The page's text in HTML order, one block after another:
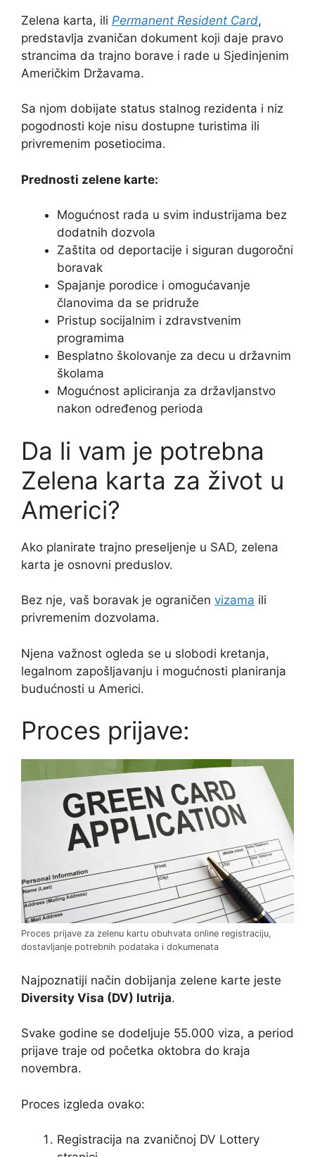
Zelena karta, ili Permanent Resident Card,
predstavlja zvaničan dokument koji daje pravo
strancima da trajno borave i rade u Sjedinjenim
Američkim Državama.
Sa njom dobijate status stalnog rezidenta i niz
pogodnosti koje nisu dostupne turistima ili
privremenim posetiocima.
Prednosti zelene karte:
Mogućnost rada u svim industrijama bez
dodatnih dozvola
Zaštita od deportacije i siguran dugoročni
boravak
Spajanje porodice i omogućavanje
članovima da se pridruže
Pristup socijalnim i zdravstvenim
programima
Besplatno školovanje za decu u državnim
školama
Mogućnost apliciranja za državljanstvo
nakon određenog perioda
Da li vam je potrebna
Zelena karta za život u
Americi?
Ako planirate trajno preseljenje u SAD, zelena
karta je osnovni preduslov.
Bez nje, vaš boravak je ograničen vizama ili
privremenim dozvolama.
Njena važnost ogleda se u slobodi kretanja,
legalnom zapošljavanju i mogućnosti planiranja
budućnosti u Americi.
Proces prijave:
Proces prijave za zelenu kartu obuhvata online registraciju,
dostavljanje potrebnih podataka i dokumenata
Najpoznatiji način dobijanja zelene karte jeste
Diversity Visa (DV) lutrija.
Svake godine se dodeljuje 55.000 viza, a period
prijave traje od početka oktobra do kraja
novembra.
Proces izgleda ovako:
Registracija na zvaničnoj DV Lottery